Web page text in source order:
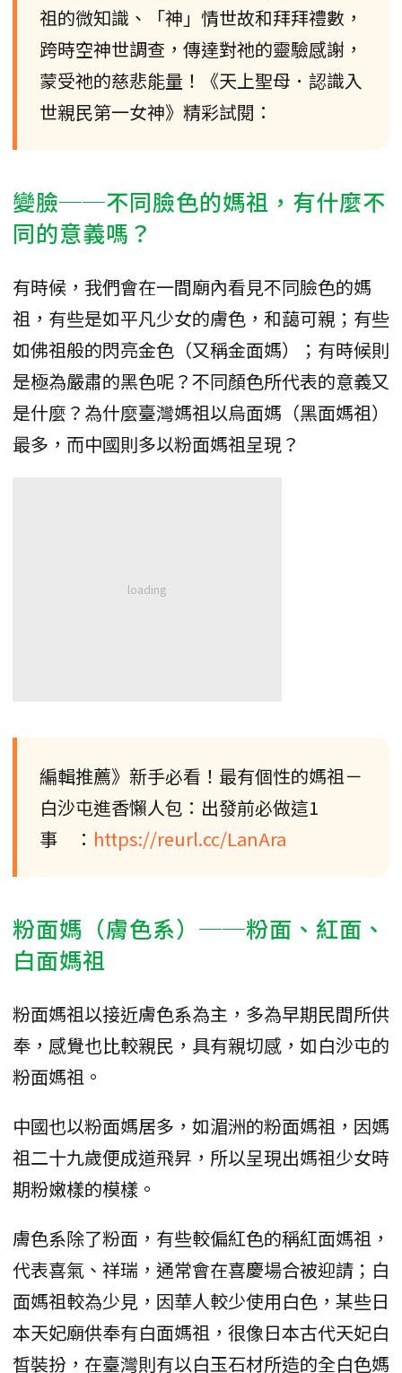
祖的微知識、「神」情世故和拜拜禮數，
跨時空神世調查，傳達對祂的靈驗感謝，
蒙受祂的慈悲能量！《天上聖母．認識入
世親民第一女神》精彩試閱：
變臉──不同臉色的媽祖，有什麼不
同的意義嗎？
有時候，我們會在一間廟內看見不同臉色的媽
祖，有些是如平凡少女的膚色，和藹可親；有些
如佛祖般的閃亮金色（又稱金面媽）；有時候則
是極為嚴肅的黑色呢？不同顏色所代表的意義又
是什麼？為什麼臺灣媽祖以烏面媽（黑面媽祖）
最多，而中國則多以粉面媽祖呈現？
編輯推薦》新手必看！最有個性的媽祖－
白沙屯進香懶人包：出發前必做這1
事 ： https://reurl.cc/LanAra
粉面媽（膚色系）──粉面、紅面、
白面媽祖
粉面媽祖以接近膚色系為主，多為早期民間所供
奉，感覺也比較親民，具有親切感，如白沙屯的
粉面媽祖。
中國也以粉面媽居多，如湄洲的粉面媽祖，因媽
祖二十九歲便成道飛昇，所以呈現出媽祖少女時
期粉嫩樣的模樣。
膚色系除了粉面，有些較偏紅色的稱紅面媽祖，
代表喜氣、祥瑞，通常會在喜慶場合被迎請；白
面媽祖較為少見，因華人較少使用白色，某些日
本天妃廟供奉有白面媽祖，很像日本古代天妃白
皙裝扮，在臺灣則有以白玉石材所造的全白色媽